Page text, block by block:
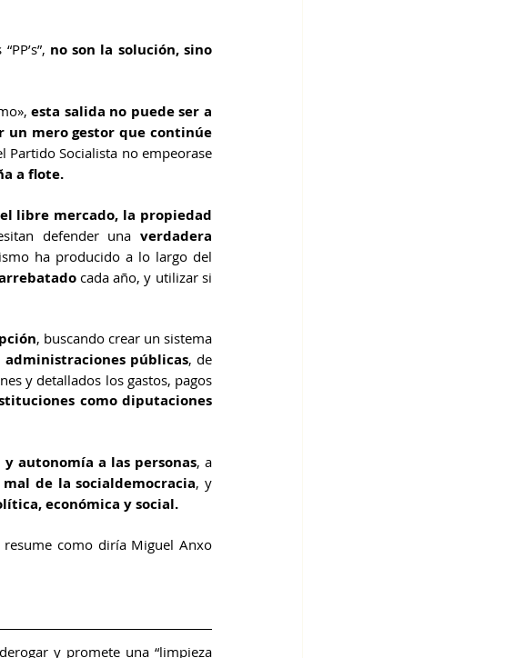
no son la solución, sino
esta salida no puede ser a
un mero gestor que continúe
Socialista no empeorase
a flote.
libre mercado, la propiedad
defender una verdadera
ha producido a lo largo del
cada año, y utilizar si
, buscando crear un sistema
administraciones públicas, de
y detallados los gastos, pagos
como diputaciones
autonomía a las personas, a
mal de la socialdemocracia, y
económica y social.
como diría Miguel Anxo
y promete una “limpieza